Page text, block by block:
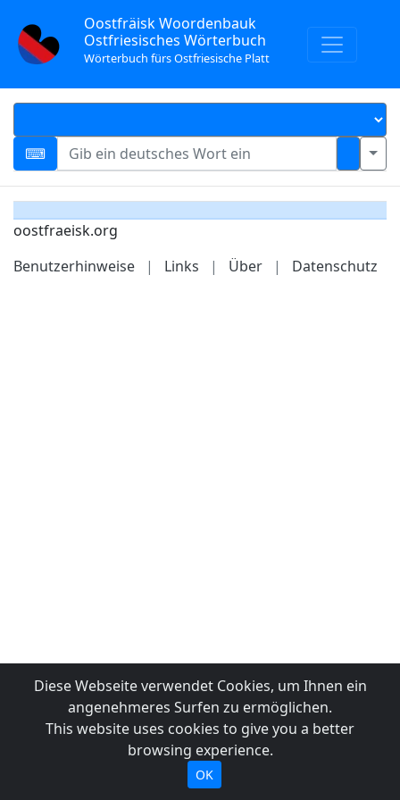
Oostfräisk Woordenbauk
Ostfriesisches Wörterbuch
Wörterbuch fürs Ostfriesische Platt
oostfraeisk.org
Benutzerhinweise
| Links | Über | Datenschutz
Diese Webseite verwendet Cookies, um Ihnen ein
angenehmeres Surfen zu ermöglichen.
This website uses cookies to give you a better
browsing experience.
OK